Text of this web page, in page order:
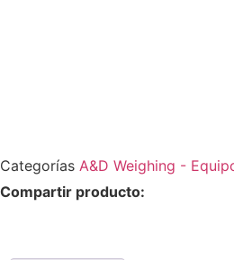
Categorías A&D Weighing -
Compartir producto: